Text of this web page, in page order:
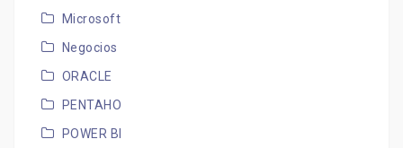
Microsoft
Negocios
ORACLE
PENTAHO
POWER BI